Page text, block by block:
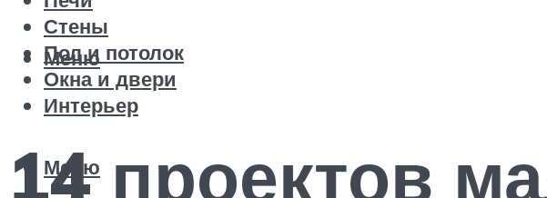
Стены
Пол и потолок
Окна и двери
Интерьер
Меню
Меню
14 проектов